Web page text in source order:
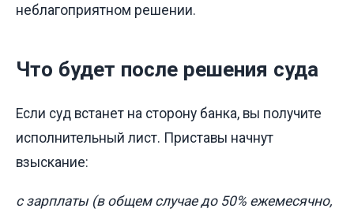
неблагоприятном решении.
Что будет после решения суда
Если суд встанет на сторону банка, вы получите
исполнительный лист. Приставы начнут
взыскание:
с зарплаты (в общем случае до 50% ежемесячно,